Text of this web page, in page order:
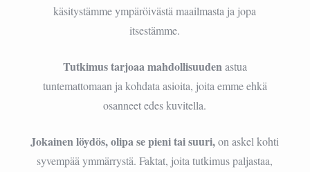
käsitystämme ympäröivästä maailmasta ja jopa
itsestämme.
Tutkimus tarjoaa mahdollisuudenastua
tuntemattomaan ja kohdata asioita, joita emme ehkä
osanneet edes kuvitella.
Jokainen löydös, olipa se pieni tai suuri,on askel kohti
syvempää ymmärrystä. Faktat, joita tutkimus paljastaa,